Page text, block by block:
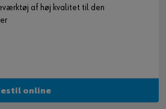
af høj kvalitet til den
online